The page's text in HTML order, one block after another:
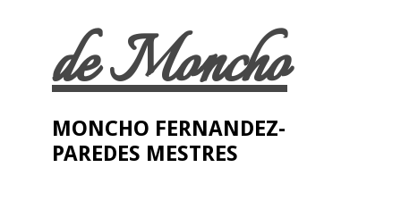
de Moncho
MONCHO FERNANDEZ-
PAREDES MESTRES